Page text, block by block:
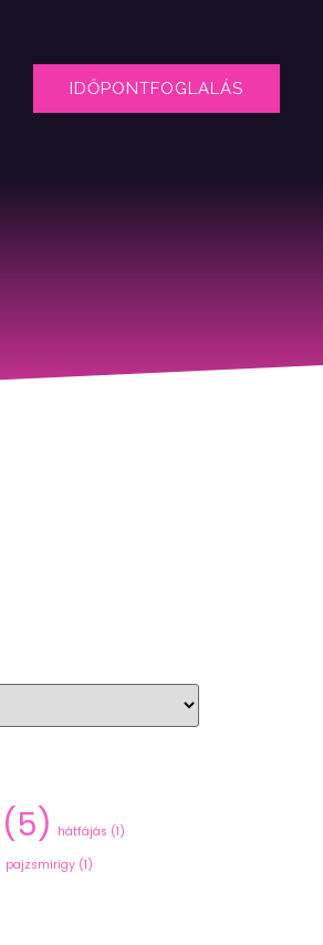
IDŐPONTFOGLALÁS
(5) hátfájás (1)
pajzsmirigy (1)